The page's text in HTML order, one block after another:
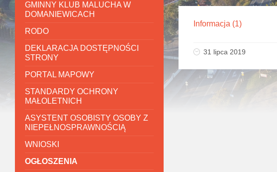
Informacja (1)
31 lipca 2019
GMINNY KLUB MALUCHA W
DOMANIEWICACH
RODO
DEKLARACJA DOSTĘPNOŚCI
STRONY
PORTAL MAPOWY
STANDARDY OCHRONY
MAŁOLETNICH
ASYSTENT OSOBISTY OSOBY Z
NIEPEŁNOSPRAWNOŚCIĄ
WNIOSKI
OGŁOSZENIA